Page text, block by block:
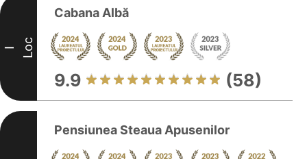
I Loc
Cabana Albă
9.9 (58)
Pensiunea Steaua Apusenilor